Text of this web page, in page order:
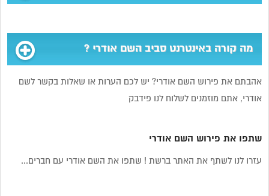
מה קורה באינטרנט סביב השם אודרי ?
אהבתם את פירוש השם אודרי? יש לכם הערות או שאלות בקשר לשם
אודרי, אתם מוזמנים לשלוח לנו פידבק
שתפו את פירוש השם אודרי
עזרו לנו לשתף את האתר ברשת ! שתפו את השם אודרי עם חברים...